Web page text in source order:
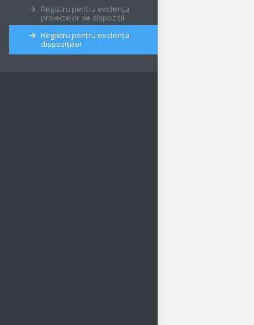
Registru pentru evidența
proiectelor de dispoziții
Registru pentru evidența
dispozițiilor